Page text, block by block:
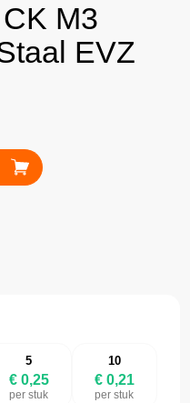
M3
EVZ
5
€ 0,25
per stuk
10
€ 0,21
per stuk